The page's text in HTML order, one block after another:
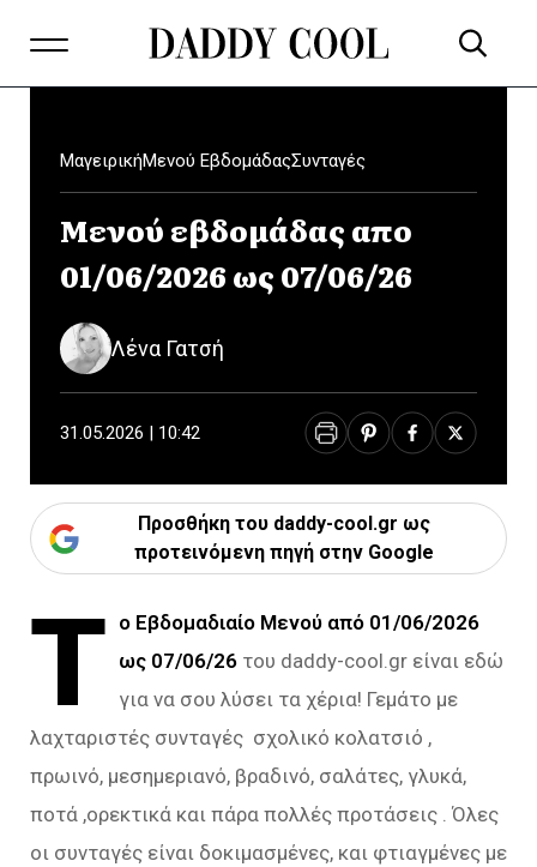
ΜαγειρικήΜενού ΕβδομάδαςΣυνταγές
Μενού εβδομάδας απο
01/06/2026 ως 07/06/26
Λένα Γατσή
31.05.2026 | 10:42
Προσθήκη του daddy-cool.gr ως
προτεινόμενη πηγή στην Google
Τ ο Εβδομαδιαίο Μενού από 01/06/2026
ως 07/06/26 του daddy-cool.gr είναι εδώ
για να σου λύσει τα χέρια! Γεμάτο με
λαχταριστές συνταγές σχολικό κολατσιό ,
πρωινό, μεσημεριανό, βραδινό, σαλάτες, γλυκά,
ποτά ,ορεκτικά και πάρα πολλές προτάσεις . Όλες
οι συνταγές είναι δοκιμασμένες, και φτιαγμένες με